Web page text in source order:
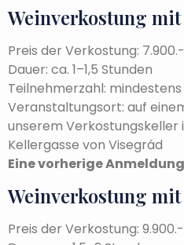
Weinverkostung mit
Preis der Verkostung: 7.900.-
Dauer: ca. 1–1,5 Stunden
Teilnehmerzahl:
Veranstaltungsort: auf
unserem Verkostungskeller
Kellergasse von Visegrád
Eine vorherige
Weinverkostung mit
Preis der Verkostung: 9.900.-